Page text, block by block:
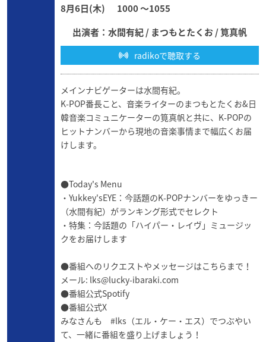
8月6日(木)
1000 〜1055
出演者：水間有紀 / まつもとたくお / 筧真帆
radikoで聴取する
メインナビゲーターは水間有紀。
K-POP番長こと、音楽ライターのまつもとたくお&日
韓音楽コミュニケーターの筧真帆と共に、K-POPの
ヒットナンバーから現地の音楽事情まで幅広くお届
けします。
●Today's Menu
・Yukkey'sEYE：今話題のK-POPナンバーをゆっきー
（水間有紀）がランキング形式でセレクト
・特集：今話題の「ハイパー・レイヴ」ミュージッ
クをお届けします
●番組へのリクエストやメッセージはこちらまで！
メール: lks@lucky-ibaraki.com
●番組公式Spotify
●番組公式X
みなさんも #lks（エル・ケー・エス）でつぶやい
て、一緒に番組を盛り上げましょう！